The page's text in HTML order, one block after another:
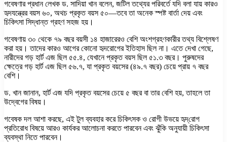
গবেষণার প্রধান লেখক ড. সাদিয়া খান বলেন, জটিল তথ্যের পরিবর্তে যদি বলা যায় কারও
হৃদযন্ত্রের বয়স ৬০, অথচ প্রকৃত বয়স ৫০—তবে তা অনেক স্পষ্ট বার্তা দেয় এবং
চিকিৎসা সিদ্ধান্ত গ্রহণ সহজ হয়।
গবেষণায় ৩০ থেকে ৭৯ বছর বয়সী ১৪ হাজারেরও বেশি অংশগ্রহণকারীর তথ্য বিশ্লেষণ
করা হয়। তাদের কারও আগের কোনো হৃদরোগের ইতিহাস ছিল না। এতে দেখা গেছে,
নারীদের গড় হার্ট এজ ছিল ৫৫.৪, যেখানে প্রকৃত বয়স ছিল ৫১.৩ বছর। পুরুষদের
ক্ষেত্রে গড় হার্ট এজ ছিল ৫৬.৭, যা প্রকৃত বয়সের (৪৯.৭ বছর) চেয়ে প্রায় ৭ বছর
বেশি।
ড. খান জানান, হার্ট এজ যদি প্রকৃত বয়সের চেয়ে ৫ বছর বা তার বেশি হয়, তাহলে তা
উদ্বেগের বিষয়।
গবেষক দল আশা করছে, এই টুল ব্যবহার করে চিকিৎসক ও রোগী উভয়ে হৃদ্‌রোগ
প্রতিরোধ বিষয়ে আরও কার্যকর আলোচনা করতে পারবেন এবং ঝুঁকি অনুযায়ী চিকিৎসা
ব্যবস্থা নিতে পারবেন।